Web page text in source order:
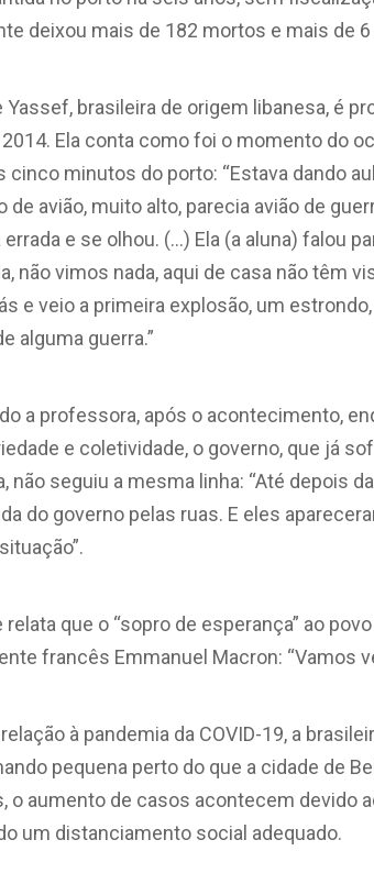
deixou mais de 182 mortos e mais de
Yassef, brasileira de origem libanesa, é
Ela conta como foi o momento do
cinco minutos do porto: “Estava dando
de avião, muito alto, parecia avião de
errada e se olhou. (…) Ela (a aluna) falou
não vimos nada, aqui de casa não têm
e veio a primeira explosão, um
alguma guerra.”
a professora, após o acontecimento,
e coletividade, o governo, que já
não seguiu a mesma linha: “Até depois
do governo pelas ruas. E eles
relata que o “sopro de esperança” ao
francês Emmanuel Macron: “Vamos
à pandemia da COVID-19, a
pequena perto do que a cidade de
o aumento de casos acontecem devido
um distanciamento social adequado.